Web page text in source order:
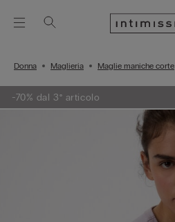
Donna Maglieria Maglie maniche corte
-70% dal 3° articolo